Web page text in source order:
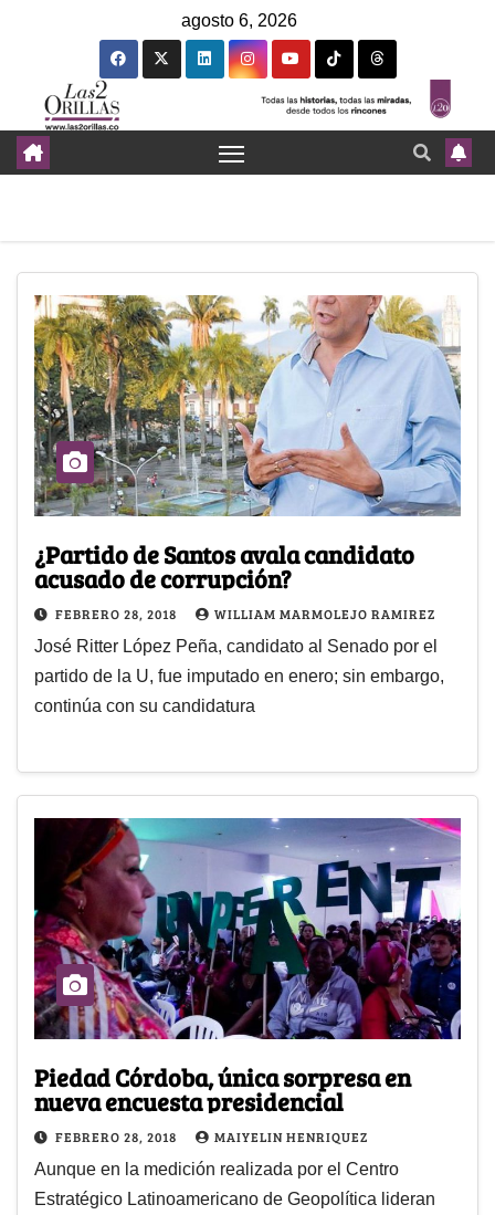
agosto 6, 2026
¿Partido de Santos avala candidato
acusado de corrupción?
FEBRERO 28, 2018 WILLIAM MARMOLEJO RAMIREZ
José Ritter López Peña, candidato al Senado por el
partido de la U, fue imputado en enero; sin embargo,
continúa con su candidatura
Piedad Córdoba, única sorpresa en
nueva encuesta presidencial
FEBRERO 28, 2018 MAIYELIN HENRIQUEZ
Aunque en la medición realizada por el Centro
Estratégico Latinoamericano de Geopolítica lideran